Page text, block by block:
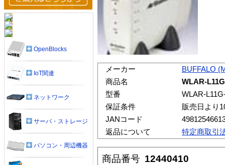
メーカー
BUFFALO
商品名
WLAR-
型番
WLAR-
保証条件
販売日より
JANコード
返品について
特定商取引
商品番号 12440410
OpenBlocks
IoT関連
ネットワーク
サーバ・ストレージ
パソコン・周辺機器